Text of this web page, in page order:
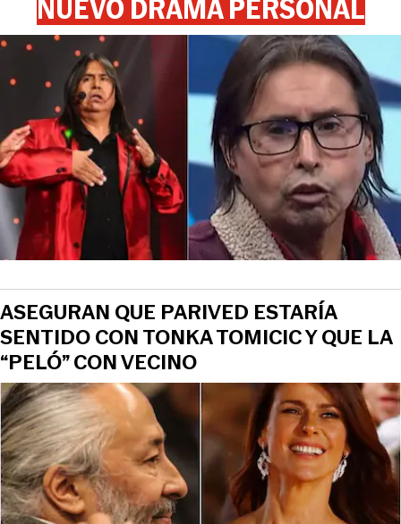
NUEVO DRAMA PERSONAL
ASEGURAN QUE PARIVED ESTARÍA
SENTIDO CON TONKA TOMICIC Y QUE LA
“PELÓ” CON VECINO